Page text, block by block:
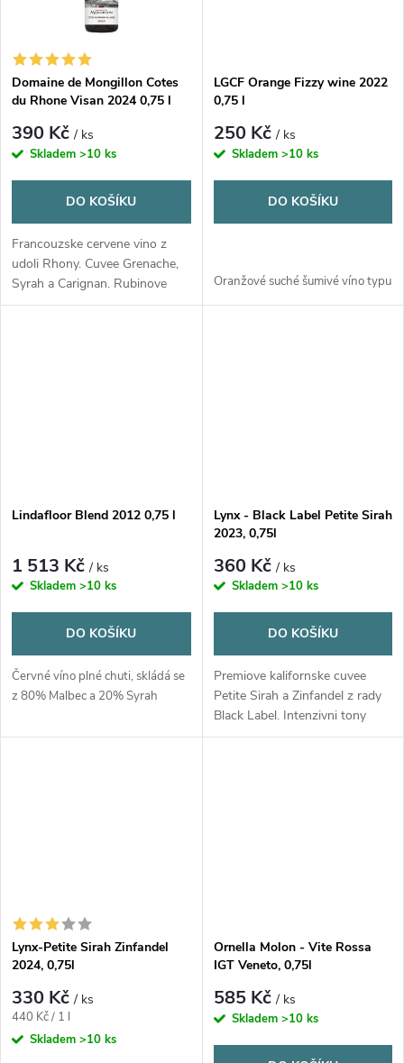
Domaine de Mongillon Cotes
du Rhone Visan 2024 0,75 l
390 Kč/ ks
Skladem >10 ks
DO KOŠÍKU
Francouzske cervene vino z
udoli Rhony. Cuvee Grenache,
Syrah a Carignan. Rubinove
cervene s vuni zraleho
LGCF Orange Fizzy wine 2022
0,75 l
250 Kč/ ks
Skladem >10 ks
DO KOŠÍKU
Oranžové suché šumivé víno typu
frizzanté z
Lindafloor Blend 2012 0,75 l
1 513 Kč/ ks
Skladem >10 ks
DO KOŠÍKU
Červné víno plné chuti, skládá se
z 80% Malbec a 20% Syrah
Lynx - Black Label Petite Sirah
2023, 0,75l
360 Kč/ ks
Skladem >10 ks
DO KOŠÍKU
Premiove kalifornske cuvee
Petite Sirah a Zinfandel z rady
Black Label. Intenzivni tony
prezralych tresni, koreni, vanilky
Lynx-Petite Sirah Zinfandel
2024, 0,75l
330 Kč/ ks
Měrná
cena:
440 Kč / 1 l
Skladem >10 ks
Ornella Molon - Vite Rossa
IGT Veneto, 0,75l
585 Kč/ ks
Skladem >10 ks